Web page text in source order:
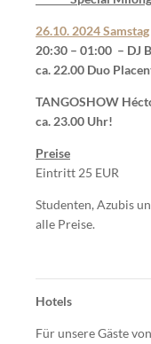
26.10. 2024 Samstag
20:30 – 01:00 – DJ
ca. 22.00 Duo
TANGOSHOW
ca. 23.00 Uhr!
Preise
Eintritt 25 EUR
Studenten, Azubis
alle Preise.
Hotels
Für unsere Gäste